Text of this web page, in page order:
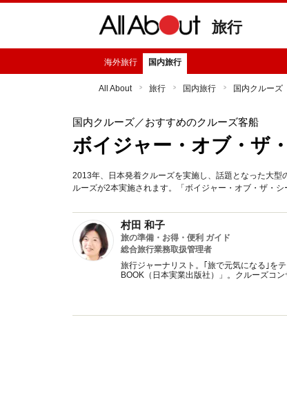
旅行
海外旅行 国内旅行
All About 旅行 国内旅行 国内クルーズ
国内クルーズ／おすすめのクルーズ客船
ボイジャー・オブ・ザ
2013年、日本発着クルーズを実施し、話題となった大
ルーズが2本実施されます。「ボイジャー・オブ・ザ・シ
村田 和子
旅の準備・お得・便利 ガイド
総合旅行業務取扱管理者
旅行ジャーナリスト。｢旅で元気になる｣を
BOOK（日本実業出版社）」。クルーズコ